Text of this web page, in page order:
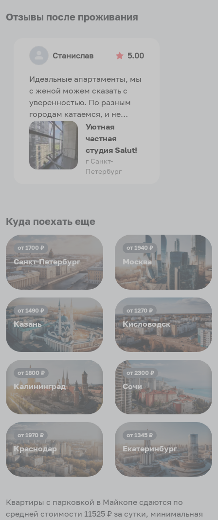
Отзывы после проживания
Станислав 5.00
Идеальные апартаменты, мы
с женой можем сказать с
уверенностью. По разным
городам катаемся, и не
только в России. Сервис на
отличном уровне. Хозяин
апартаментов доброй души
человек, всегда можно
договориться, подскажет
приезжать еще...
Уютная
частная
студия Salut!
г Санкт-
Петербург
Куда поехать еще
от 1700₽
Санкт-Петербург
от 1940₽
Москва
от 1490₽
Казань
от 1270₽
Кисловодск
от 1800₽
Калининград
от 2300₽
Сочи
от 1970₽
Краснодар
от 1345₽
Екатеринбург
Квартиры с парковкой в Майкопе сдаются по
средней стоимости 11525 ₽ за сутки, минимальная